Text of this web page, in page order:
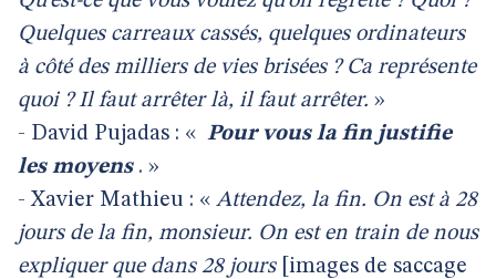
Quelques carreaux cassés, quelques ordinateurs
à côté des milliers de vies brisées ? Ca représente
quoi ? Il faut arrêter là, il faut arrêter. »
- David Pujadas : « Pour vous la fin justifie
les moyens . »
- Xavier Mathieu : « Attendez, la fin. On est à 28
jours de la fin, monsieur. On est en train de nous
expliquer que dans 28 jours [images de saccage